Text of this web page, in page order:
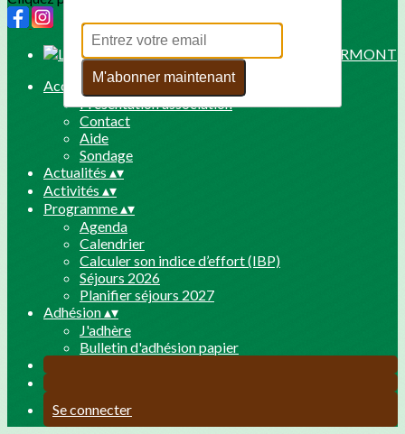
Accueil ▴▾
Présentation association
Contact
Aide
Sondage
Actualités ▴▾
Activités ▴▾
Programme▴▾
Agenda
Calendrier
Calculer son indice d’effort (IBP)
Séjours 2026
Planifier séjours 2027
Adhésion▴▾
J'adhère
Bulletin d'adhésion papier
Se connecter
M'abonner maintenant